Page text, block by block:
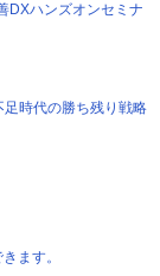
DXハンズオンセミナ
時代の勝ち残り戦略
ます。